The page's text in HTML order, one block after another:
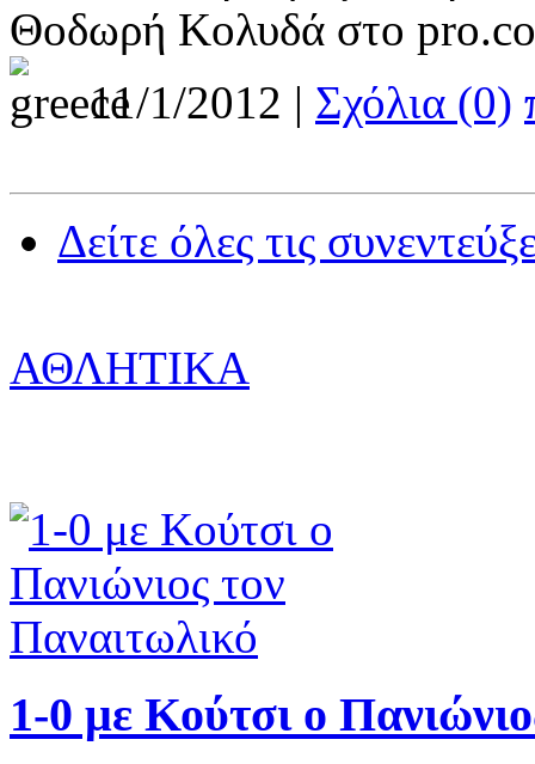
Θοδωρή Κολυδά στο
11/1/2012 | Σχόλια (0)
Δείτε όλες τις
ΑΘΛΗΤΙΚΑ
1-0 με Κούτσι ο